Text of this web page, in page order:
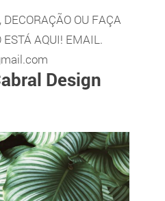
OU FAÇA
ESTÁ AQUI! EMAIL.
Design